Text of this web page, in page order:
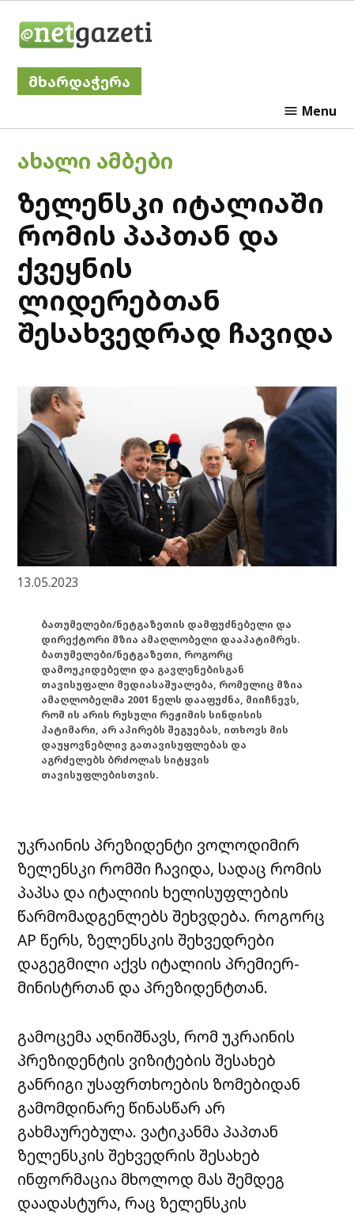
მხარდაჭერა
Menu
POSTED
IN
ᲐᲮᲐᲚᲘ ᲐᲛᲑᲔᲑᲘ
ზელენსკი იტალიაში
რომის პაპთან და
ქვეყნის
ლიდერებთან
შესახვედრად ჩავიდა
13.05.2023
ბათუმელები/ნეტგაზეთის დამფუძნებელი და
დირექტორი მზია ამაღლობელი დააპატიმრეს.
ბათუმელები/ნეტგაზეთი, როგორც
დამოუკიდებელი და გავლენებისგან
თავისუფალი მედიასაშუალება, რომელიც მზია
ამაღლობელმა 2001 წელს დააფუძნა, მიიჩნევს,
რომ ის არის რუსული რეჟიმის სინდისის
პატიმარი, არ აპირებს შეგუებას, ითხოვს მის
დაუყოვნებლივ გათავისუფლებას და
აგრძელებს ბრძოლას სიტყვის
თავისუფლებისთვის.
უკრაინის პრეზიდენტი ვოლოდიმირ
ზელენსკი რომში ჩავიდა, სადაც რომის
პაპსა და იტალიის ხელისუფლების
წარმომადგენლებს შეხვდება. როგორც
AP წერს, ზელენსკის შეხვედრები
დაგეგმილი აქვს იტალიის პრემიერ-
მინისტრთან და პრეზიდენტთან.
გამოცემა აღნიშნავს, რომ უკრაინის
პრეზიდენტის ვიზიტების შესახებ
განრიგი უსაფრთხოების ზომებიდან
გამომდინარე წინასწარ არ
გახმაურებულა. ვატიკანმა პაპთან
ზელენსკის შეხვედრის შესახებ
ინფორმაცია მხოლოდ მას შემდეგ
დაადასტურა, რაც ზელენსკის